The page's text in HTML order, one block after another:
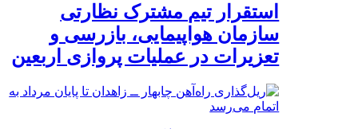
استقرار تیم مشترک نظارتی
سازمان هواپیمایی، بازرسی و
تعزیرات در عملیات پروازی اربعین